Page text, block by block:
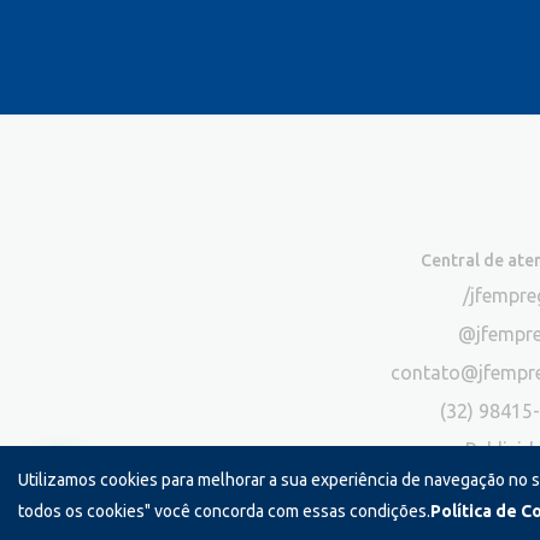
Utilizamos cookies para melhorar a sua experiência de navegação
todos os cookies" você concorda com essas condições.Política de
Central de
/
(32)
*Exclusivo para atendimento via chat.